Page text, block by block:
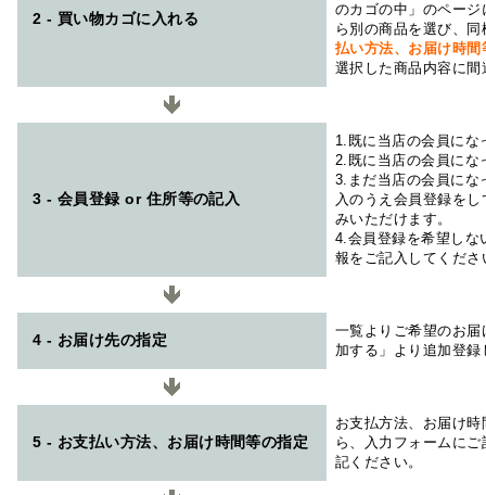
2 - 買い物カゴに入れる
のカゴの中」のペー
ら別の商品を選び、
払い方法、お届け時
選択した商品内容に
3 - 会員登録 or 住所等の記入
1.既に当店の会員にな
2.既に当店の会員にな
3.まだ当店の会員にな
入のうえ会員登録を
みいただけます。
4.会員登録を希望しな
報をご記入してくださ
4 - お届け先の指定
一覧よりご希望のお
加する」より追加登
5 - お支払い方法、お届け時間等の指定
お支払方法、お届け
ら、入力フォームに
記ください。